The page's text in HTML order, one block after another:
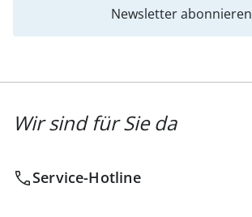
Newsletter abonnieren
Wir sind für Sie da
Service-Hotline